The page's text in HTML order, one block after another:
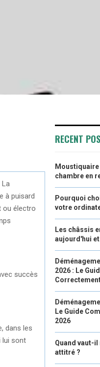
à puisard
ou électro
succès
dans les
lui sont
RECENT
chambre en
Pourquoi
votre
Les châssis
aujourd'hui
2026 : Le
Le Guide
2026
Quand vaut-
attitré ?